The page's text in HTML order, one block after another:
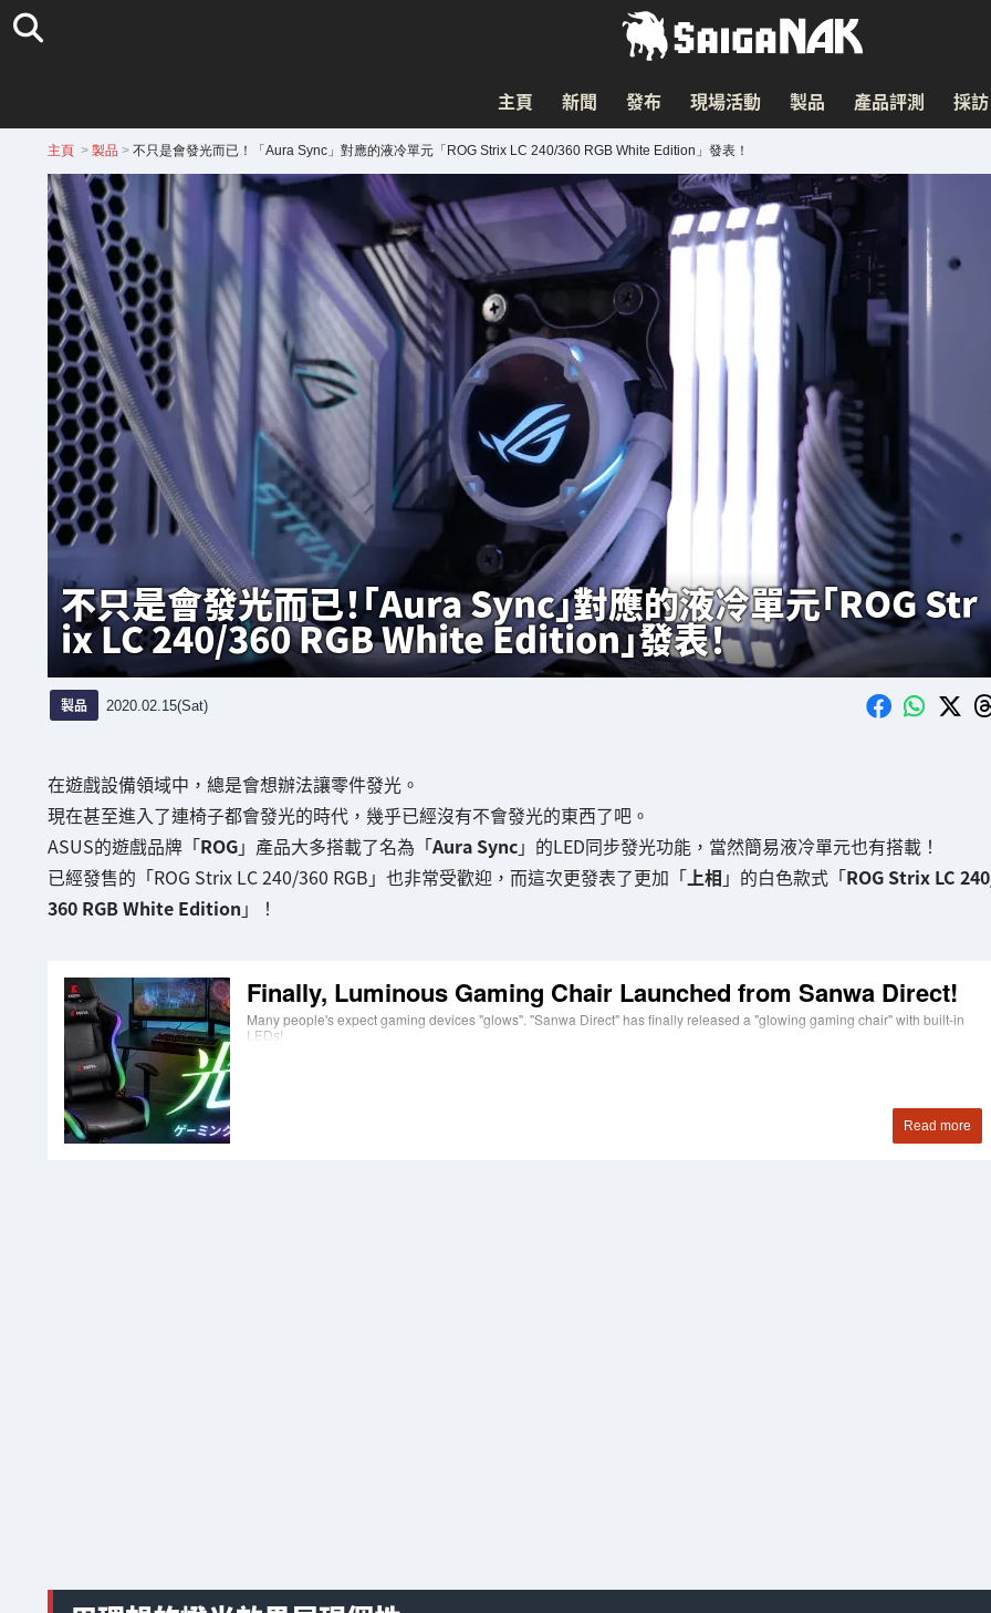
主頁 新聞 發布 現場活動 製品 產品評測 採訪
主頁 > 製品 > 不只是會發光而已！「Aura Sync」對應的液冷單元「ROG Strix LC 240/360 RGB White Edition」發表！
不只是會發光而已！「Aura Sync」對應的液冷單元「ROG Str
ix LC 240/360 RGB White Edition」發表！
製品 2020.02.15(Sat)
在遊戲設備領域中，總是會想辦法讓零件發光。
現在甚至進入了連椅子都會發光的時代，幾乎已經沒有不會發光的東西了吧。
ASUS的遊戲品牌「ROG」產品大多搭載了名為「Aura Sync」的LED同步發光功能，當然簡易液冷單元也有搭載！
已經發售的「ROG Strix LC 240/360 RGB」也非常受歡迎，而這次更發表了更加「上相 」的白色款式「ROG Strix LC
360 RGB White Edition 」！